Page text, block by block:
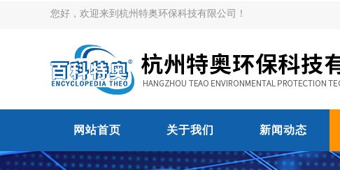
您好，欢迎来到杭州特奥环保科技有限公司！
网站首页 关于我们 新闻动态